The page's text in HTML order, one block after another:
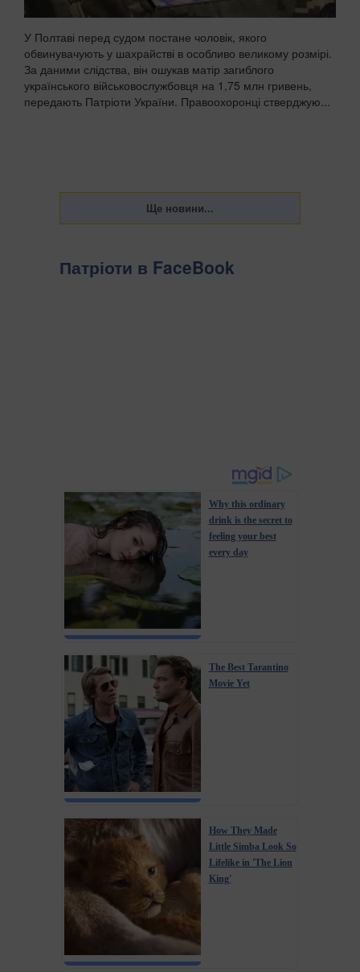
У Полтаві перед судом постане чоловік, якого
обвинувачують у шахрайстві в особливо великому розмірі.
За даними слідства, він ошукав матір загиблого
українського військовослужбовця на 1,75 млн гривень,
передають Патріоти України. Правоохоронці стверджую...
Патріоти в FaceBook
Why this ordinary
drink is the secret to
feeling your best
every day
The Best Tarantino
Movie Yet
How They Made
Little Simba Look So
Lifelike in 'The Lion
King'